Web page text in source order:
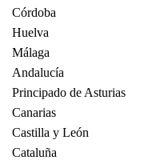
Córdoba
Huelva
Málaga
Andalucía
Principado de Asturias
Canarias
Castilla y León
Cataluña